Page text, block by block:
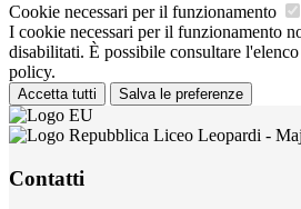
Cookie necessari per il funzionamento
I cookie necessari per il funzionamento
disabilitati. È possibile consultare
policy.
Accetta tutti Salva le preferenze
Liceo Leopardi -
Contatti